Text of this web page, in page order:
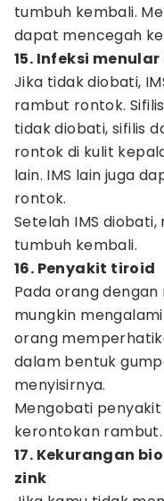
tumbuh kembali.
dapat mencegah
15. Infeksi
Jika tidak diobati,
rambut rontok.
tidak diobati, sifilis
rontok di kulit
lain. IMS lain juga
rontok.
Setelah IMS
tumbuh kembali.
16. Penyakit tiroid
Pada orang
mungkin
orang
dalam bentuk
menyisirnya.
Mengobati
kerontokan rambut.
17. Kekurangan
zink